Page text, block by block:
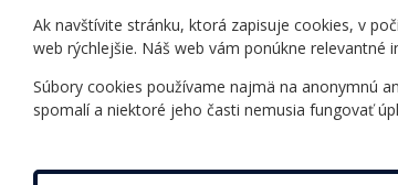
Úradné hodiny
Povinné zverejňovanie
Vnútorný poriadok
Ak navštívite stránku, ktorá zapisuje cookies, v
web rýchlejšie. Náš web vám ponúkne
Súbory cookies používame najmä na anonymnú
spomalí a niektoré jeho časti nemusia fungovať